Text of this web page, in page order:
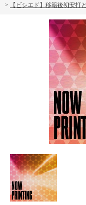
>
【ビシエド】移籍後初安打